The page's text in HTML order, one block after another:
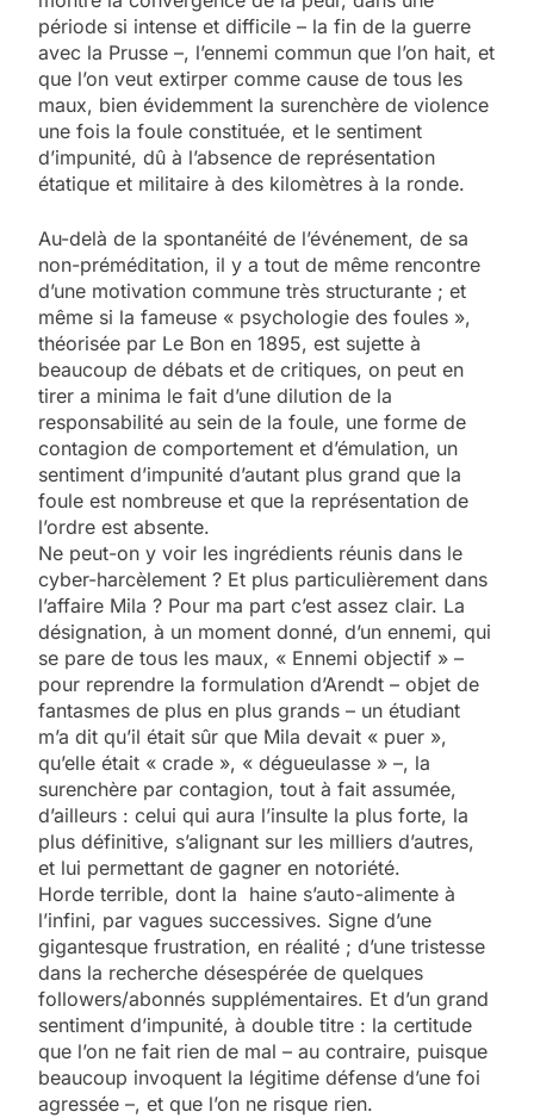
période si intense et difficile – la fin de la guerre
avec la Prusse –, l’ennemi commun que l’on hait, et
que l’on veut extirper comme cause de tous les
maux, bien évidemment la surenchère de violence
une fois la foule constituée, et le sentiment
d’impunité, dû à l’absence de représentation
étatique et militaire à des kilomètres à la ronde.
Au-delà de la spontanéité de l’événement, de sa
non-préméditation, il y a tout de même rencontre
d’une motivation commune très structurante ; et
même si la fameuse « psychologie des foules »,
théorisée par Le Bon en 1895, est sujette à
beaucoup de débats et de critiques, on peut en
tirer a minima le fait d’une dilution de la
responsabilité au sein de la foule, une forme de
contagion de comportement et d’émulation, un
sentiment d’impunité d’autant plus grand que la
foule est nombreuse et que la représentation de
l’ordre est absente.
Ne peut-on y voir les ingrédients réunis dans le
cyber-harcèlement ? Et plus particulièrement dans
l’affaire Mila ? Pour ma part c’est assez clair. La
désignation, à un moment donné, d’un ennemi, qui
se pare de tous les maux, « Ennemi objectif » –
pour reprendre la formulation d’Arendt – objet de
fantasmes de plus en plus grands – un étudiant
m’a dit qu’il était sûr que Mila devait « puer »,
qu’elle était « crade », « dégueulasse » –, la
surenchère par contagion, tout à fait assumée,
d’ailleurs : celui qui aura l’insulte la plus forte, la
plus définitive, s’alignant sur les milliers d’autres,
et lui permettant de gagner en notoriété.
Horde terrible, dont la haine s’auto-alimente à
l’infini, par vagues successives. Signe d’une
gigantesque frustration, en réalité ; d’une tristesse
dans la recherche désespérée de quelques
followers/abonnés supplémentaires. Et d’un grand
sentiment d’impunité, à double titre : la certitude
que l’on ne fait rien de mal – au contraire, puisque
beaucoup invoquent la légitime défense d’une foi
agressée –, et que l’on ne risque rien.